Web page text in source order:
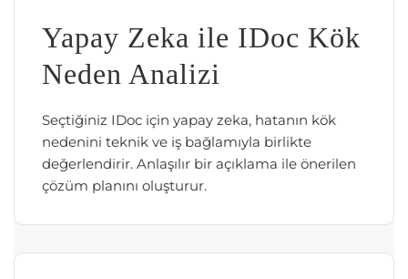
Yapay Zeka ile IDoc Kök
Neden Analizi
Seçtiğiniz IDoc için yapay zeka, hatanın kök
nedenini teknik ve iş bağlamıyla birlikte
değerlendirir. Anlaşılır bir açıklama ile önerilen
çözüm planını oluşturur.